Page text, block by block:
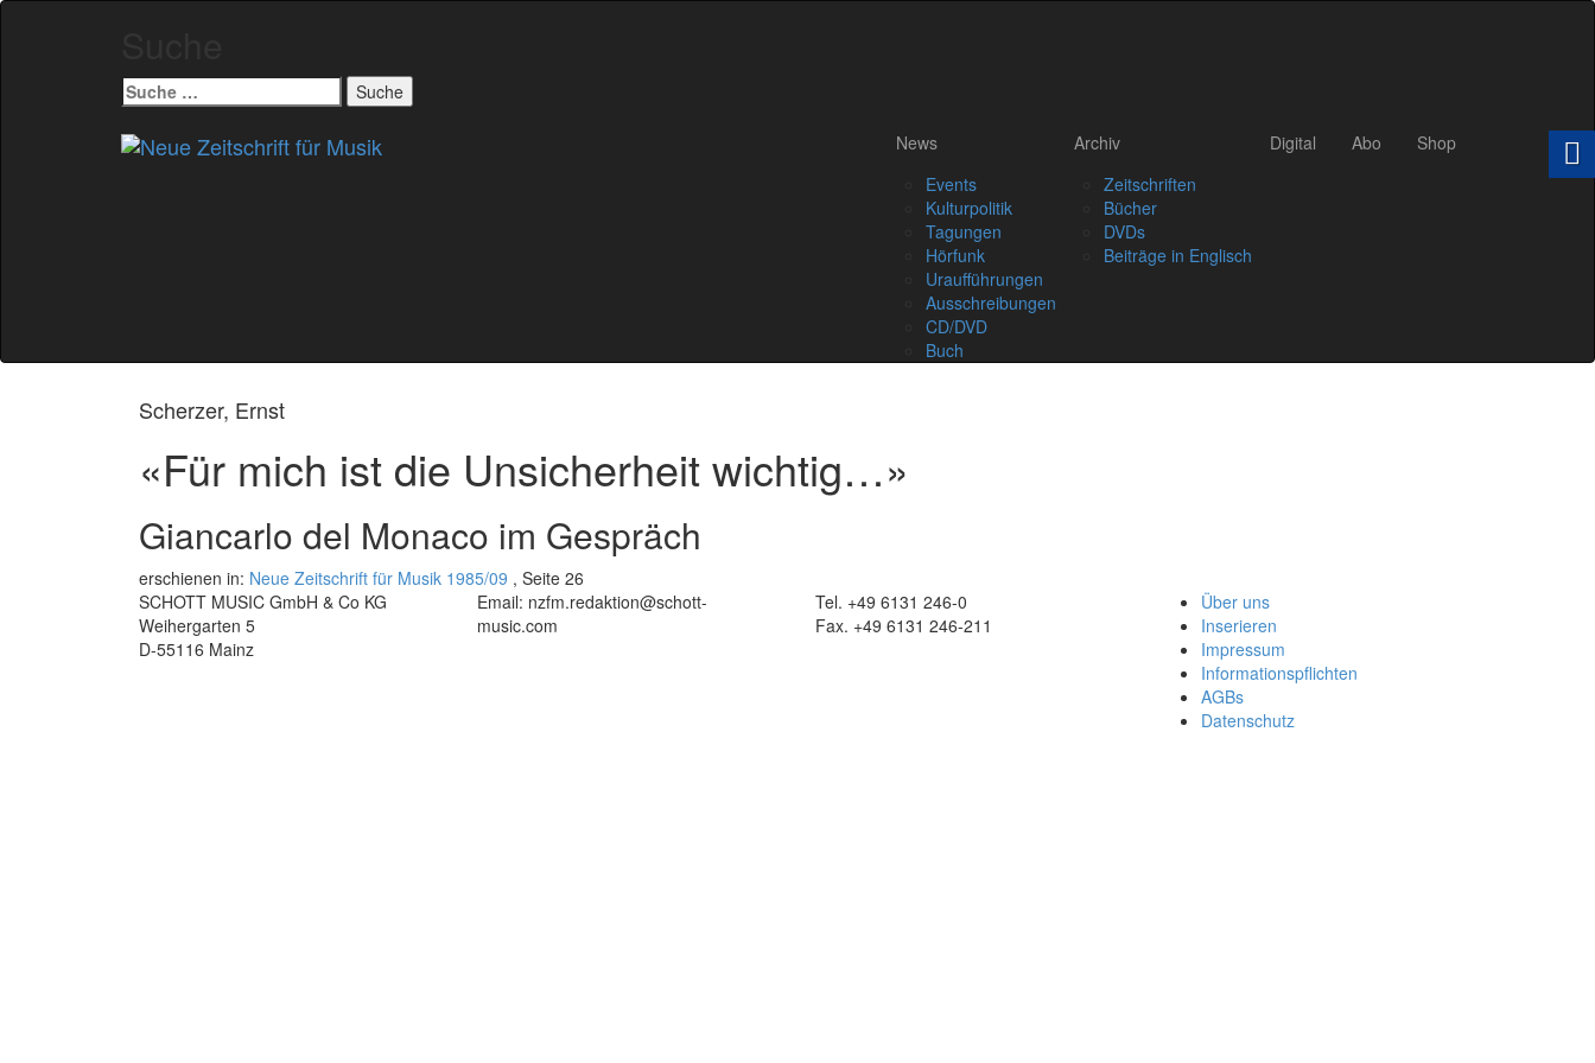
Suche
nach:
News
Events
Kulturpolitik
Tagungen
Hörfunk
Uraufführungen
Ausschreibungen
CD/DVD
Buch
Archiv
Zeitschriften
Bücher
DVDs
Beiträge in Englisch
Digital Abo Shop
Scherzer, Ernst
«Für mich ist die Unsicherheit wichtig…»
Giancarlo del Monaco im Gespräch
erschienen in: Neue Zeitschrift für Musik 1985/09 , Seite 26
SCHOTT MUSIC GmbH & Co KG
Weihergarten 5
D-55116 Mainz
Email: nzfm.redaktion@schott-
music.com
Tel. +49 6131 246-0
Fax. +49 6131 246-211
Über uns
Inserieren
Impressum
Informationspflichten
AGBs
Datenschutz